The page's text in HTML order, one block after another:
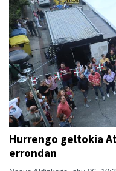
Hurrengo geltokia
errondan